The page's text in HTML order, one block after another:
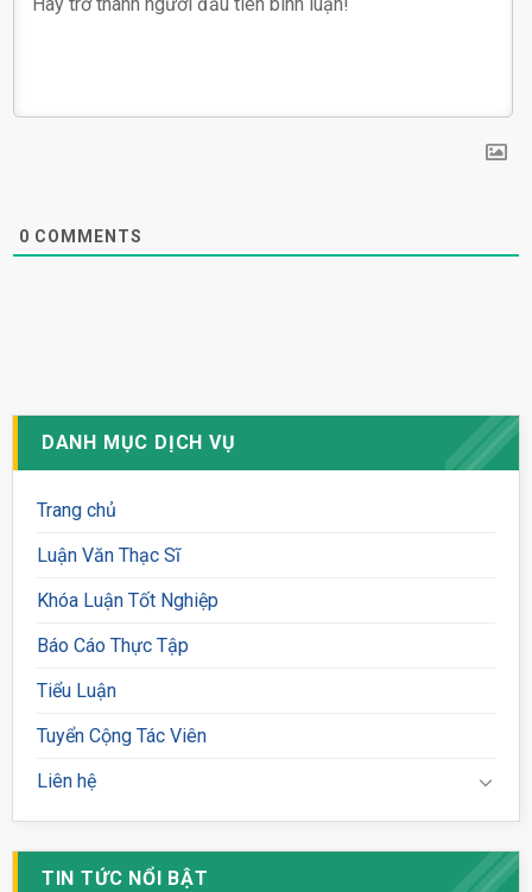
0 COMMENTS
DANH MỤC DỊCH VỤ
Trang chủ
Luận Văn Thạc Sĩ
Khóa Luận Tốt Nghiệp
Báo Cáo Thực Tập
Tiểu Luận
Tuyển Cộng Tác Viên
Liên hệ
TIN TỨC NỔI BẬT